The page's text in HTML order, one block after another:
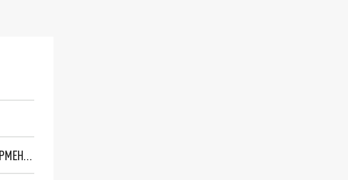
ЗАХАРОВА В ЖЁСТКОЙ ФОРМЕ ОБРАТИЛАСЬ К ПОДЖИГАТЕЛЯМ ЗАКАВКАЗЬЯ: "НАРОД АРМЕНИИ ЭТО ЗНАЕТ И ПОМНИТ"